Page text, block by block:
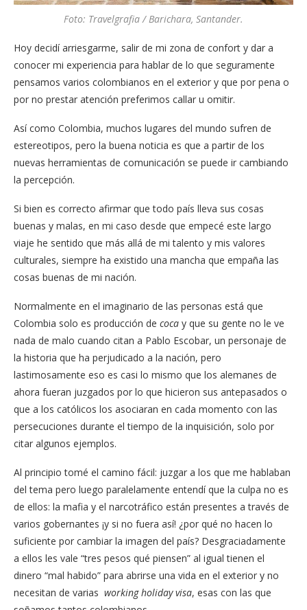
Foto: Travelgrafia / Barichara, Santander.
Hoy decidí arriesgarme, salir de mi zona de confort y dar a
conocer mi experiencia para hablar de lo que seguramente
pensamos varios colombianos en el exterior y que por pena o
por no prestar atención preferimos callar u omitir.
Así como Colombia, muchos lugares del mundo sufren de
estereotipos, pero la buena noticia es que a partir de los
nuevas herramientas de comunicación se puede ir cambiando
la percepción.
Si bien es correcto afirmar que todo país lleva sus cosas
buenas y malas, en mi caso desde que empecé este largo
viaje he sentido que más allá de mi talento y mis valores
culturales, siempre ha existido una mancha que empaña las
cosas buenas de mi nación.
Normalmente en el imaginario de las personas está que
Colombia solo es producción de coca y que su gente no le ve
nada de malo cuando citan a Pablo Escobar, un personaje de
la historia que ha perjudicado a la nación, pero
lastimosamente eso es casi lo mismo que los alemanes de
ahora fueran juzgados por lo que hicieron sus antepasados o
que a los católicos los asociaran en cada momento con las
persecuciones durante el tiempo de la inquisición, solo por
citar algunos ejemplos.
Al principio tomé el camino fácil: juzgar a los que me hablaban
del tema pero luego paralelamente entendí que la culpa no es
de ellos: la mafia y el narcotráfico están presentes a través de
varios gobernantes ¡y si no fuera así! ¿por qué no hacen lo
suficiente por cambiar la imagen del país? Desgraciadamente
a ellos les vale “tres pesos qué piensen” al igual tienen el
dinero “mal habido” para abrirse una vida en el exterior y no
necesitan de varias working holiday visa, esas con las que